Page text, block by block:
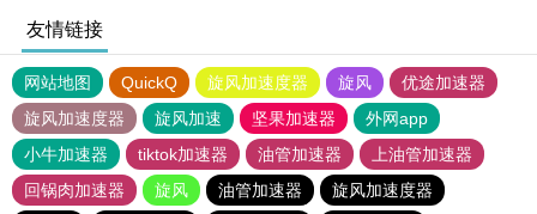
友情链接
网站地图 QuickQ 旋风加速度器 旋风
优途加速器
旋风加速度器
旋风加速 坚果加速器
外网app
小牛加速器
tiktok加速器 油管加速器
上油管加速器
回锅肉加速器
旋风 油管加速器 旋风加速度器